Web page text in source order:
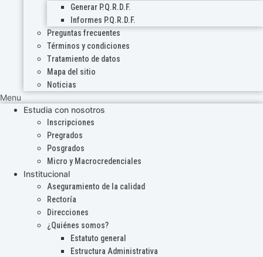
Generar P.Q.R.D.F.
Informes P.Q.R.D.F.
Preguntas frecuentes
Términos y condiciones
Tratamiento de datos
Mapa del sitio
Noticias
Menu
Estudia con nosotros
Inscripciones
Pregrados
Posgrados
Micro y Macrocredenciales
Institucional
Aseguramiento de la calidad
Rectoría
Direcciones
¿Quiénes somos?
Estatuto general
Estructura Administrativa